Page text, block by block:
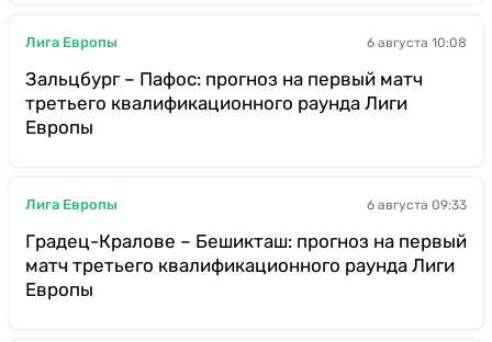
Лига Европы 6 августа 10:08
Зальцбург – Пафос: прогноз на первый матч
третьего квалификационного раунда Лиги
Европы
Лига Европы 6 августа 09:33
Градец-Кралове – Бешикташ: прогноз на первый
матч третьего квалификационного раунда Лиги
Европы